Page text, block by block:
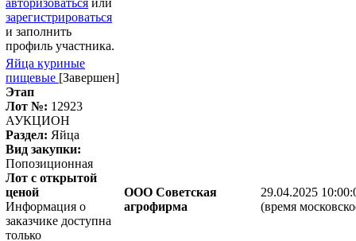
зарегистрироваться
и заполнить
профиль участника.
Яйца куриные
пищевые [Завершен]
Этап
Лот №: 12923
АУКЦИОН
Раздел: Яйца
Вид закупки:
Попозиционная
Лот с открытой
ценой
Информация о
заказчике доступна
только
ООО Советская
агрофирма
29.04.2025
(время